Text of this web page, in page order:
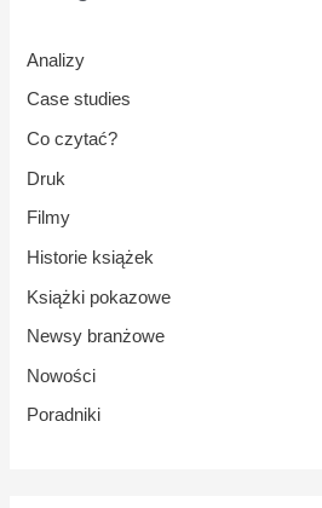
Analizy
Case studies
Co czytać?
Druk
Filmy
Historie książek
Książki pokazowe
Newsy branżowe
Nowości
Poradniki